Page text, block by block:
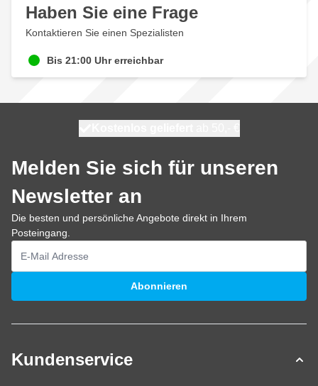
Haben Sie eine Frage
Kontaktieren Sie einen Spezialisten
Bis 21:00 Uhr erreichbar
Melden Sie sich für unseren
Newsletter an
Die besten und persönliche Angebote direkt in Ihrem
Posteingang.
E-Mailadresse
Abonnieren
Kundenservice